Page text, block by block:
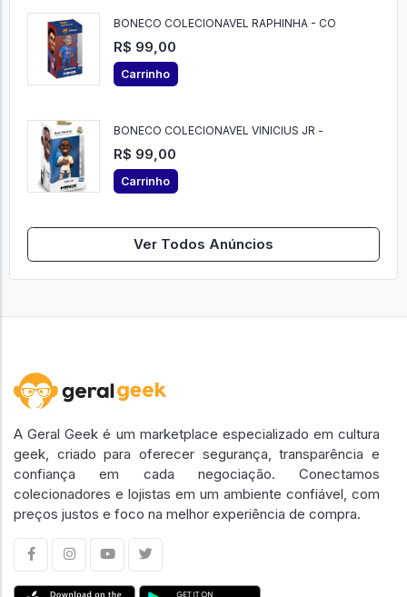
BONECO COLECIONAVEL RAPHINHA - CO
R$ 99,00
Carrinho
BONECO COLECIONAVEL VINICIUS JR -
R$ 99,00
Carrinho
Ver Todos Anúncios
A Geral Geek é um marketplace especializado em cultura
geek, criado para oferecer segurança, transparência e
confiança em cada negociação. Conectamos
colecionadores e lojistas em um ambiente confiável, com
preços justos e foco na melhor experiência de compra.